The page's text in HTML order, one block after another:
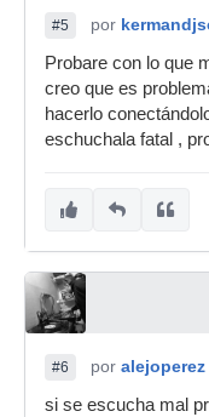
#5 por
Probare con lo que
creo que es
hacerlo
eschuchala fatal ,
#6 por alejoperez
si se escucha mal